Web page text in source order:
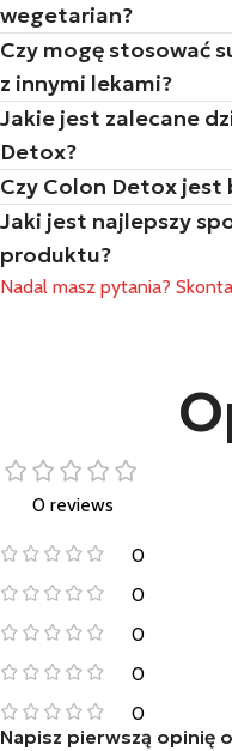
wegetarian?
Czy mogę stosować
z innymi lekami?
Jakie jest zalecane
Detox?
Czy Colon Detox jest
Jaki jest najlepszy
produktu?
Nadal masz pytania?
0 reviews
0
0
0
0
0
Napisz pierwszą opinię